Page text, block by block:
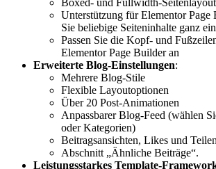
Unterstützung für Elementor Page
Sie beliebige Seiteninhalte ganz
Passen Sie die Kopf- und
Elementor Page Builder an
Erweiterte Blog-Einstellungen:
Mehrere Blog-Stile
Flexible Layoutoptionen
Über 20 Post-Animationen
Anpassbarer Blog-Feed (wählen
oder Kategorien)
Beitragsansichten, Likes und
Abschnitt „Ähnliche Beiträge“.
Leistungsstarkes Template-